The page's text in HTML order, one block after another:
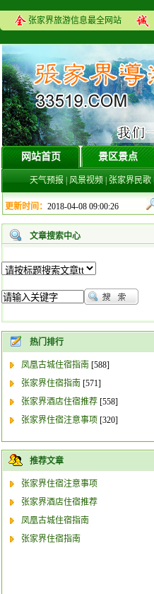
张家界旅游信息最全网站
网站首页 景区景点
天气预报 风景视频 张家界民歌
更新时间： 2018-04-08 09:00:26
文章搜索中心
热门排行
凤凰古城住宿指南 [588]
张家界住宿指南 [571]
张家界酒店住宿推荐 [558]
张家界住宿注意事项 [320]
推荐文章
张家界住宿注意事项
张家界酒店住宿推荐
凤凰古城住宿指南
张家界住宿指南